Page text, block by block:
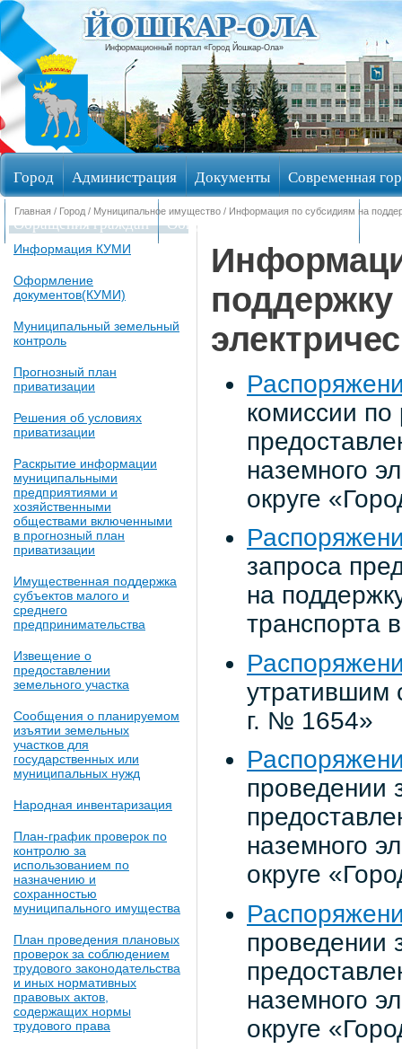
Информационный портал «Город Йошкар-Ола»
Город Администрация Документы Современная
Обращения граждан Общественные обсуждения
Главная / Город / Муниципальное имущество / Информация по субсидиям на
Информация КУМИ
Оформление
документов(КУМИ)
Муниципальный земельный
контроль
Прогнозный план
приватизации
Решения об условиях
приватизации
Раскрытие информации
муниципальными
предприятиями и
хозяйственными
обществами включенными
в прогнозный план
приватизации
Имущественная поддержка
субъектов малого и
среднего
предпринимательства
Извещение о
предоставлении
земельного участка
Сообщения о планируемом
изъятии земельных
участков для
государственных или
муниципальных нужд
Народная инвентаризация
План-график проверок по
контролю за
использованием по
назначению и
сохранностью
муниципального имущества
План проведения плановых
проверок за соблюдением
трудового законодательства
и иных нормативных
правовых актов,
содержащих нормы
трудового права
поддержку
комиссии по
наземного
округе
запроса
на
транспорта
утратившим
г. № 1654»
проведении
наземного
округе
проведении
наземного
округе